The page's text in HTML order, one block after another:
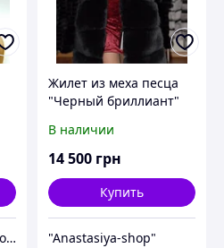
Меховые шапки "Vecons"
Жилет из меха песца
"Черный бриллиант"
В наличии
14 500 грн
Купить
"Anastasiya-shop"